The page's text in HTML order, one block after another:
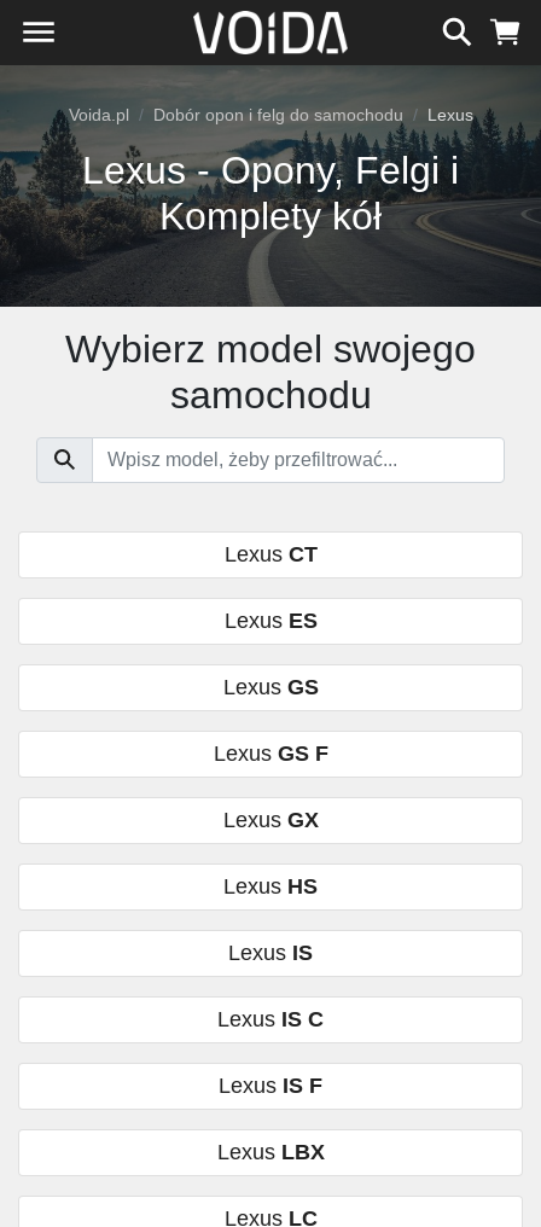
Voida.pl Dobór opon i felg do samochodu Lexus
Lexus - Opony, Felgi i
Komplety kół
Wybierz model swojego
samochodu
Lexus CT
Lexus ES
Lexus GS
Lexus GS F
Lexus GX
Lexus HS
Lexus IS
Lexus IS C
Lexus IS F
Lexus LBX
Lexus LC